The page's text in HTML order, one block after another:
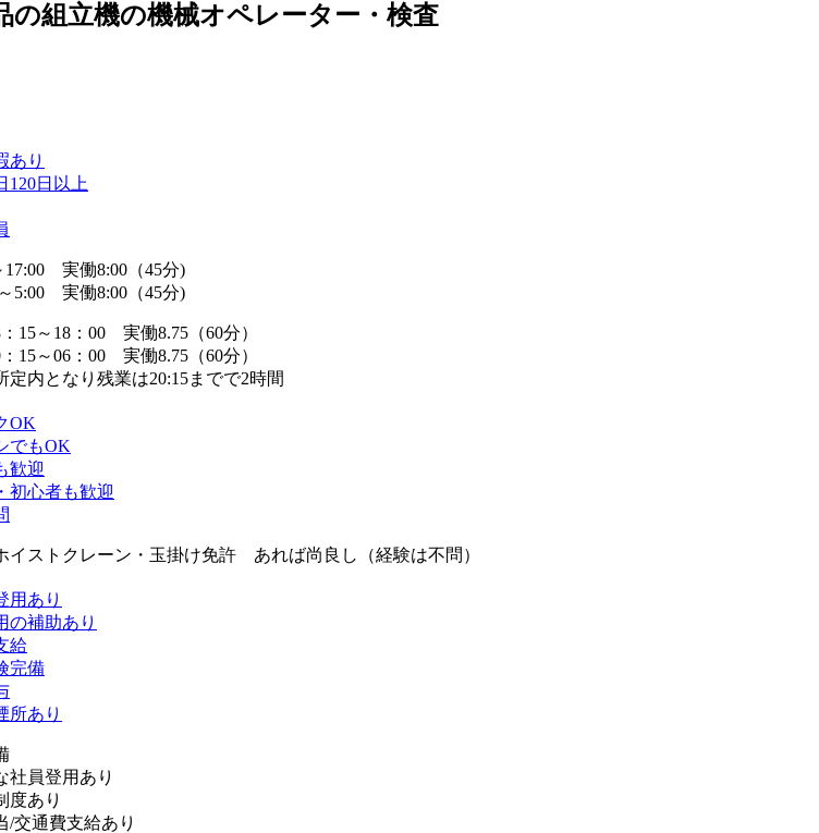
組立機の機械オペレーター・検査
あり
120日以上
17:00 実働8:00（45分)
5:00 実働8:00（45分)
：15～18：00 実働8.75（60分）
：15～06：00 実働8.75（60分）
定内となり残業は20:15までで2時間
OK
でもOK
歓迎
初心者も歓迎
イストクレーン・玉掛け免許 あれば尚良し（経験は不問）
用あり
の補助あり
給
完備
所あり
社員登用あり
度あり
/交通費支給あり